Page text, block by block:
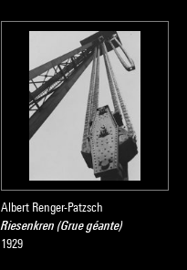
Albert Renger-Patzsch
Riesenkren (Grue géante)
1929